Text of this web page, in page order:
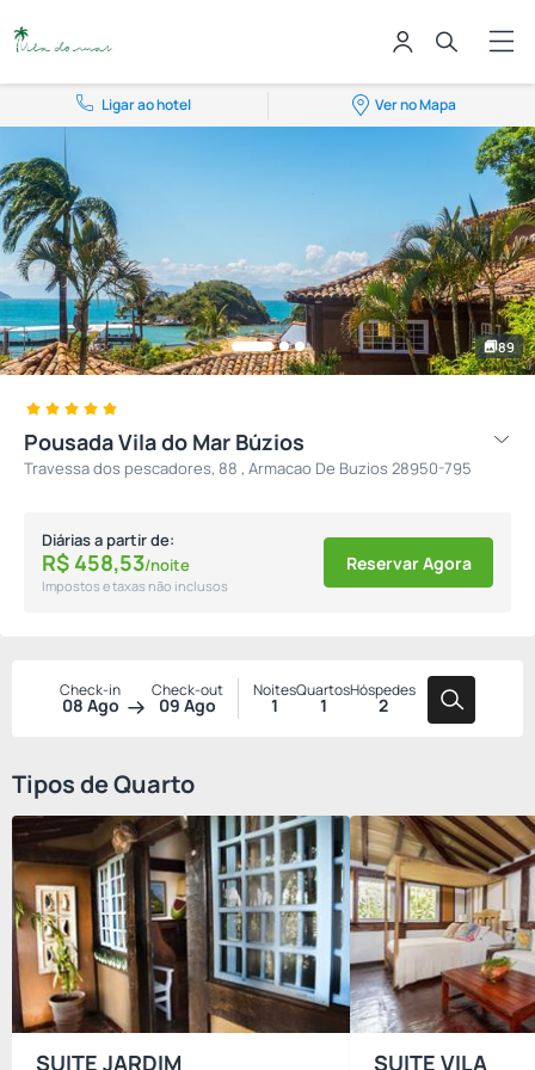
Ligar ao hotel Ver no Mapa
89
Pousada Vila do Mar Búzios
Travessa dos pescadores, 88 , Armacao De Buzios 28950-795
Diárias a partir de:
R$ 458,53/noite
Impostos e taxas não inclusos
Reservar Agora
Check-in
08 Ago
Check-out
09 Ago
Noites
1
Quartos
1
Hóspedes
2
Tipos de Quarto
SUITE JARDIM SUITE VILA